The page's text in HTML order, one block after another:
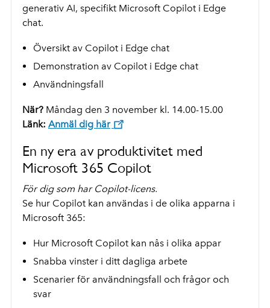
generativ AI, specifikt Microsoft Copilot i Edge
chat.
Översikt av Copilot i Edge chat
Demonstration av Copilot i Edge chat
Användningsfall
När? Måndag den 3 november kl. 14.00-15.00
Länk: Anmäl dig här
En ny era av produktivitet med
Microsoft 365 Copilot
För dig som har Copilot-licens.
Se hur Copilot kan användas i de olika apparna i
Microsoft 365:
Hur Microsoft Copilot kan nås i olika appar
Snabba vinster i ditt dagliga arbete
Scenarier för användningsfall och frågor och
svar